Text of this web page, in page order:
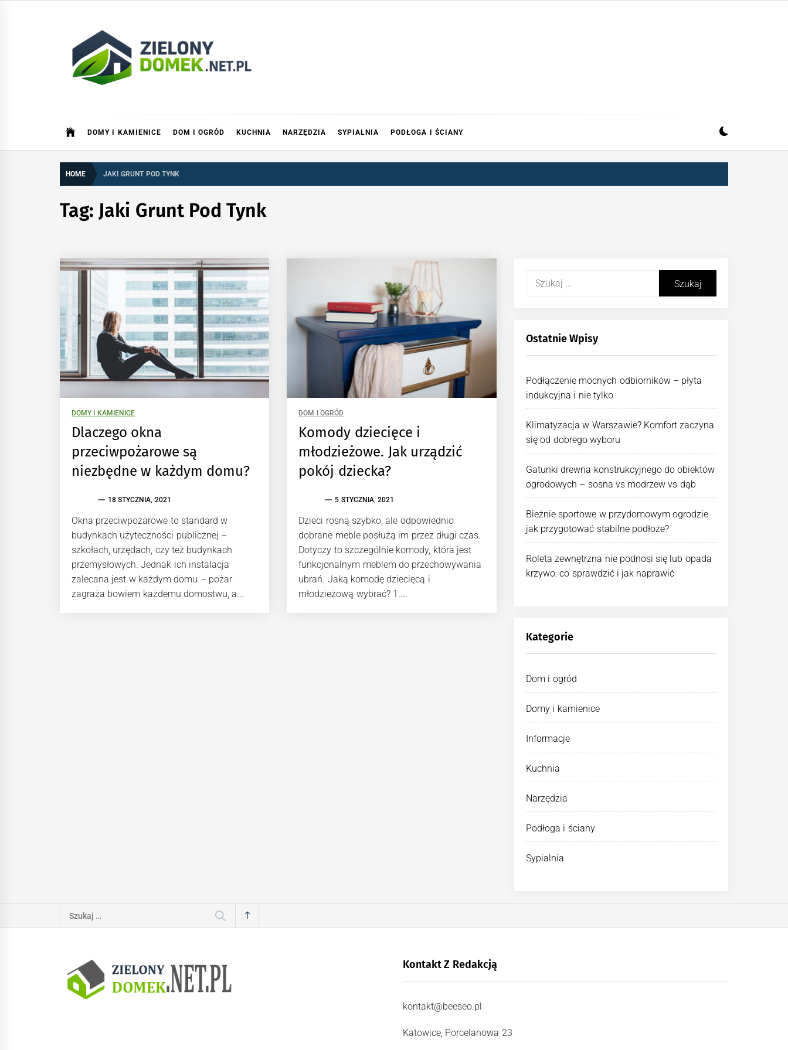
DOMY I KAMIENICE DOM I OGRÓD KUCHNIA NARZĘDZIA SYPIALNIA PODŁOGA I ŚCIANY
HOME JAKI GRUNT POD TYNK
Tag: Jaki Grunt Pod Tynk
DOMY I KAMIENICE
Dlaczego okna
przeciwpożarowe są
niezbędne w każdym domu?
18 STYCZNIA, 2021
Okna przeciwpożarowe to standard w
budynkach użyteczności publicznej –
szkołach, urzędach, czy też budynkach
przemysłowych. Jednak ich instalacja
zalecana jest w każdym domu – pożar
zagraża bowiem każdemu domostwu, a...
DOM I OGRÓD
Komody dziecięce i
młodzieżowe. Jak urządzić
pokój dziecka?
5 STYCZNIA, 2021
Dzieci rosną szybko, ale odpowiednio
dobrane meble posłużą im przez długi czas.
Dotyczy to szczególnie komody, która jest
funkcjonalnym meblem do przechowywania
ubrań. Jaką komodę dziecięcą i
młodzieżową wybrać? 1....
Ostatnie Wpisy
Podłączenie mocnych odbiorników – płyta
indukcyjna i nie tylko
Klimatyzacja w Warszawie? Komfort zaczyna
się od dobrego wyboru
Gatunki drewna konstrukcyjnego do obiektów
ogrodowych – sosna vs modrzew vs dąb
Bieżnie sportowe w przydomowym ogrodzie
jak przygotować stabilne podłoże?
Roleta zewnętrzna nie podnosi się lub opada
krzywo: co sprawdzić i jak naprawić
Kategorie
Dom i ogród
Domy i kamienice
Informacje
Kuchnia
Narzędzia
Podłoga i ściany
Sypialnia
Szukaj:
Kontakt Z Redakcją
kontakt@beeseo.pl
Katowice, Porcelanowa 23